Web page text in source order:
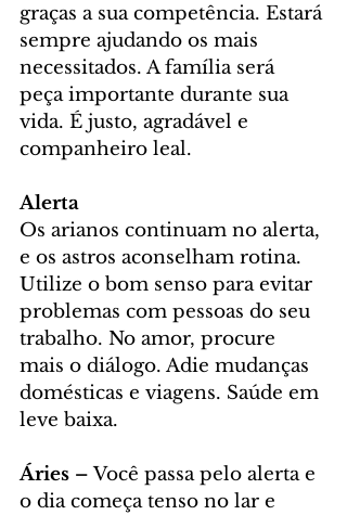
graças a sua competência. Estará
sempre ajudando os mais
necessitados. A família será
peça importante durante sua
vida. É justo, agradável e
companheiro leal.
Alerta
Os arianos continuam no alerta,
e os astros aconselham rotina.
Utilize o bom senso para evitar
problemas com pessoas do seu
trabalho. No amor, procure
mais o diálogo. Adie mudanças
domésticas e viagens. Saúde em
leve baixa.
Áries – Você passa pelo alerta e
o dia começa tenso no lar e